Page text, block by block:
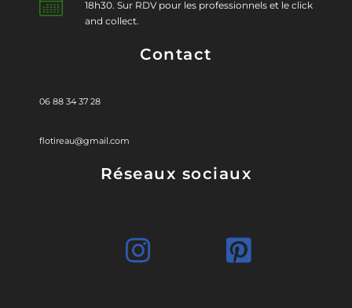
18h30. Sur RDV pour les professionnels et le click
and collect.
Contact
06 88 34 37 28
flotireau@gmail.com
Réseaux sociaux